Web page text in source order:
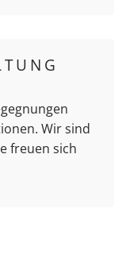
Wir sind
freuen sich